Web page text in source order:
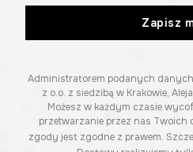
Zapisz
Administratorem podanych
z o.o. z siedzibą w Krakowie,
Możesz w każdym czasie
przetwarzanie przez nas
zgody jest zgodne z prawem.